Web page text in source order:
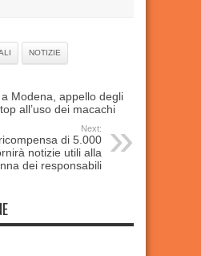
NOTIZIE
Modena, appello degli
all’uso dei macachi
Next:
di 5.000
notizie utili alla
dei responsabili